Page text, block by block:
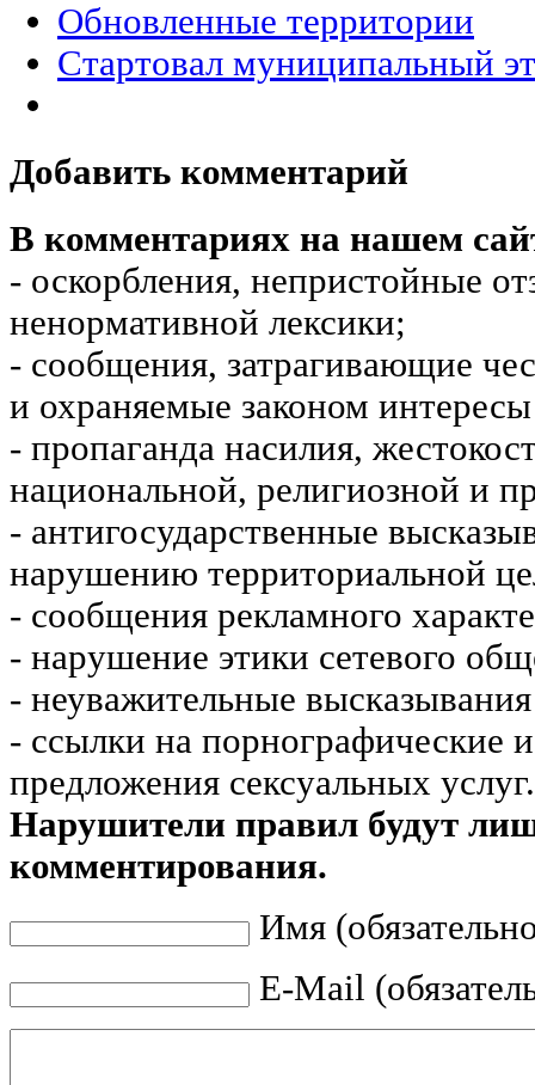
Обновленные территории
Стартовал муниципальный
Добавить комментарий
В комментариях на нашем
- оскорбления, непристойные
ненормативной лексики;
- сообщения, затрагивающие
и охраняемые законом
- пропаганда насилия,
национальной, религиозной и
- антигосударственные
нарушению территориальной
- сообщения рекламного
- нарушение этики сетевого
- неуважительные
- ссылки на порнографические
предложения сексуальных услуг.
Нарушители правил будут
комментирования.
Имя
E-Mail